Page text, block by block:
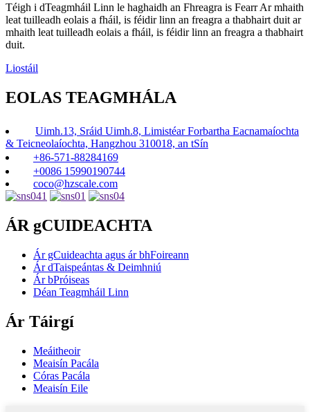
Téigh i dTeagmháil Linn le haghaidh an Fhreagra is Fearr Ar mhaith
leat tuilleadh eolais a fháil, is féidir linn an freagra a thabhairt duit ar
mhaith leat tuilleadh eolais a fháil, is féidir linn an freagra a thabhairt
duit.
Liostáil
EOLAS TEAGMHÁLA
Uimh.13, Sráid Uimh.8, Limistéar Forbartha Eacnamaíochta
& Teicneolaíochta, Hangzhou 310018, an tSín
+86-571-88284169
+0086 15990190744
coco@hzscale.com
ÁR gCUIDEACHTA
Ár gCuideachta agus ár bhFoireann
Ár dTaispeántas & Deimhniú
Ár bPróiseas
Déan Teagmháil Linn
Ár Táirgí
Meáitheoir
Meaisín Pacála
Córas Pacála
Meaisín Eile